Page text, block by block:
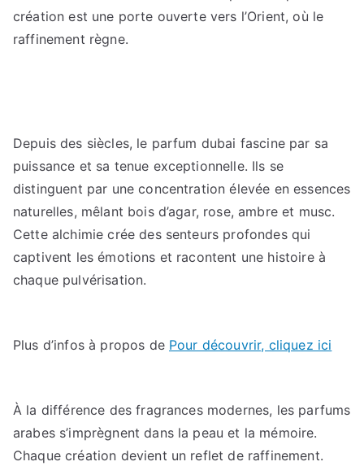
dubai
création est une porte ouverte vers l’Orient, où le
raffinement règne.
Depuis des siècles, le parfum dubai fascine par sa
puissance et sa tenue exceptionnelle. Ils se
distinguent par une concentration élevée en essences
naturelles, mêlant bois d’agar, rose, ambre et musc.
Cette alchimie crée des senteurs profondes qui
captivent les émotions et racontent une histoire à
chaque pulvérisation.
Plus d’infos à propos de Pour découvrir, cliquez ici
À la différence des fragrances modernes, les parfums
arabes s’imprègnent dans la peau et la mémoire.
Chaque création devient un reflet de raffinement.